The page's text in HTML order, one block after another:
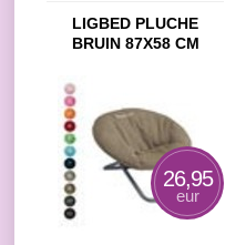
LIGBED PLUCHE
BRUIN 87X58 CM
26,95
eur